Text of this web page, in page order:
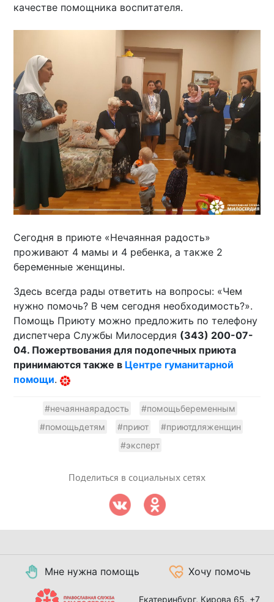
качестве помощника воспитателя.
Сегодня в приюте «Нечаянная радость»
проживают 4 мамы и 4 ребенка, а также 2
беременные женщины.
Здесь всегда рады ответить на вопросы: «Чем
нужно помочь? В чем сегодня необходимость?».
Помощь Приюту можно предложить по телефону
диспетчера Службы Милосердия (343) 200-07-
04. Пожертвования для подопечных приюта
принимаются также в Центре гуманитарной
помощи.
#нечаяннаярадость
#помощьбеременным
#помощьдетям
#приют
#приютдляженщин
#эксперт
Поделиться в социальных сетях
Мне нужна помощь Хочу помочь
Екатеринбург, Кирова 65, +7